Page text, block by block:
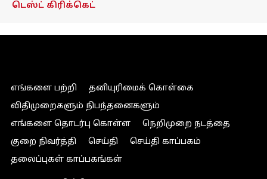
டெஸ்ட் கிரிக்கெட்
எங்களை பற்றி
தனியுரிமைக் கொள்கை
விதிமுறைகளும் நிபந்தனைகளும்
எங்களை தொடர்பு கொள்ள
நெறிமுறை நடத்தை
குறை நிவர்த்தி
செய்தி
செய்தி காப்பகம்
தலைப்புகள் காப்பகங்கள்